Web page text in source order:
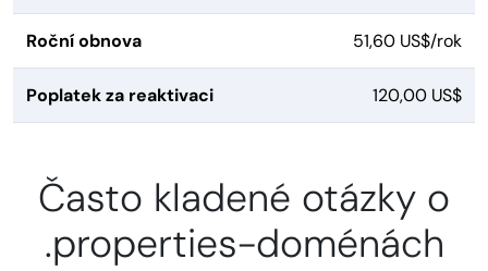
Roční obnova 51,60 US$/rok
Poplatek za reaktivaci 120,00 US$
Často kladené otázky o
.properties-doménách